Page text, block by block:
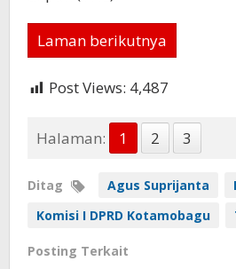
Laman berikutnya
Post Views: 4,487
Halaman: 1 2 3
Ditag Agus Suprijanta
Komisi I DPRD Kotamobagu
Posting Terkait